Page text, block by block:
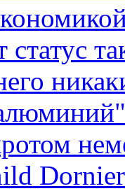
статус